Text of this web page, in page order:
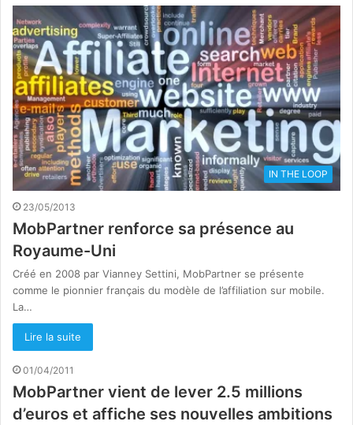
IN THE LOOP
23/05/2013
MobPartner renforce sa présence au
Royaume-Uni
Créé en 2008 par Vianney Settini, MobPartner se présente
comme le pionnier français du modèle de l’affiliation sur mobile.
La…
Lire la suite
01/04/2011
MobPartner vient de lever 2.5 millions
d’euros et affiche ses nouvelles ambitions